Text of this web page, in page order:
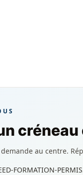
au centre.
FORMATION-